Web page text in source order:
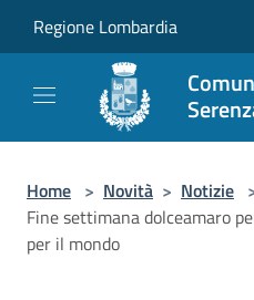
Regione Lombardia
Home > Novità > Notizie
Fine settimana dolceamaro
per il mondo